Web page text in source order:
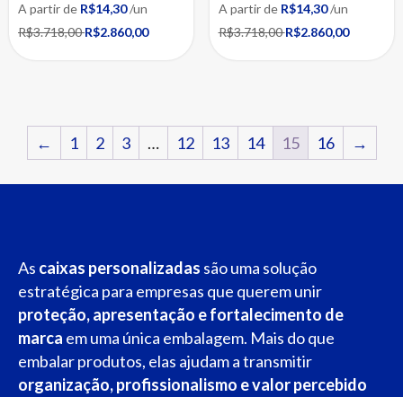
A partir de R$14,30/un
R$3.718,00R$2.860,00
A partir de R$14,30/un
R$3.718,00R$2.860,00
← 1 2 3 … 12 13 14 15 16 →
As caixas personalizadas são uma solução
estratégica para empresas que querem unir
proteção, apresentação e fortalecimento de
marca em uma única embalagem. Mais do que
embalar produtos, elas ajudam a transmitir
organização, profissionalismo e valor percebido